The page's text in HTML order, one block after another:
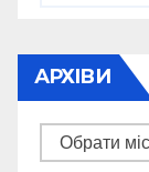
АРХІВИ
Архіви